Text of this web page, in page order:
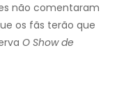
não comentaram
os fãs terão que
O Show de